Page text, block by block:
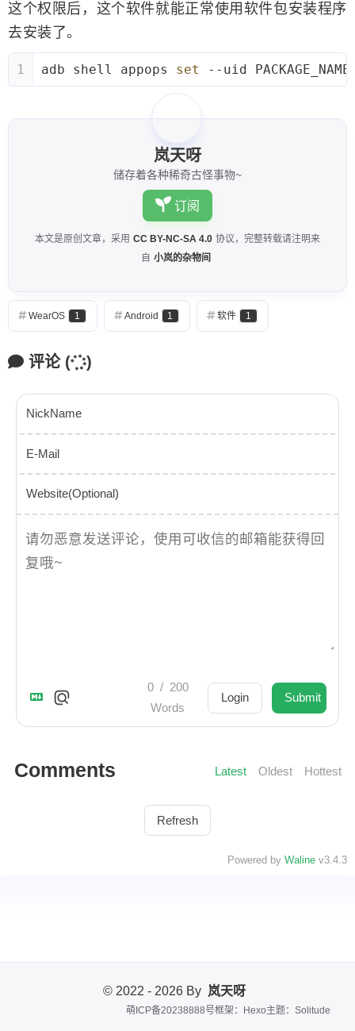
这个权限后，这个软件就能正常使用软件包安装程序
去安装了。
1 adb shell appops set --uid PACKAGE_NAME
岚天呀
储存着各种稀奇古怪事物~
订阅
本文是原创文章，采用 CC BY-NC-SA 4.0 协议，完整转载请注明来
自 小岚的杂物间
WearOS 1 Android 1 软件 1
评论( )
NickName
E-Mail
Website(Optional)
0 / 200
Words
Login Submit
Comments Latest Oldest Hottest
Refresh
Powered by Waline v3.4.3
© 2022 - 2026 By 岚天呀
萌ICP备20238888号框架：Hexo主题：Solitude